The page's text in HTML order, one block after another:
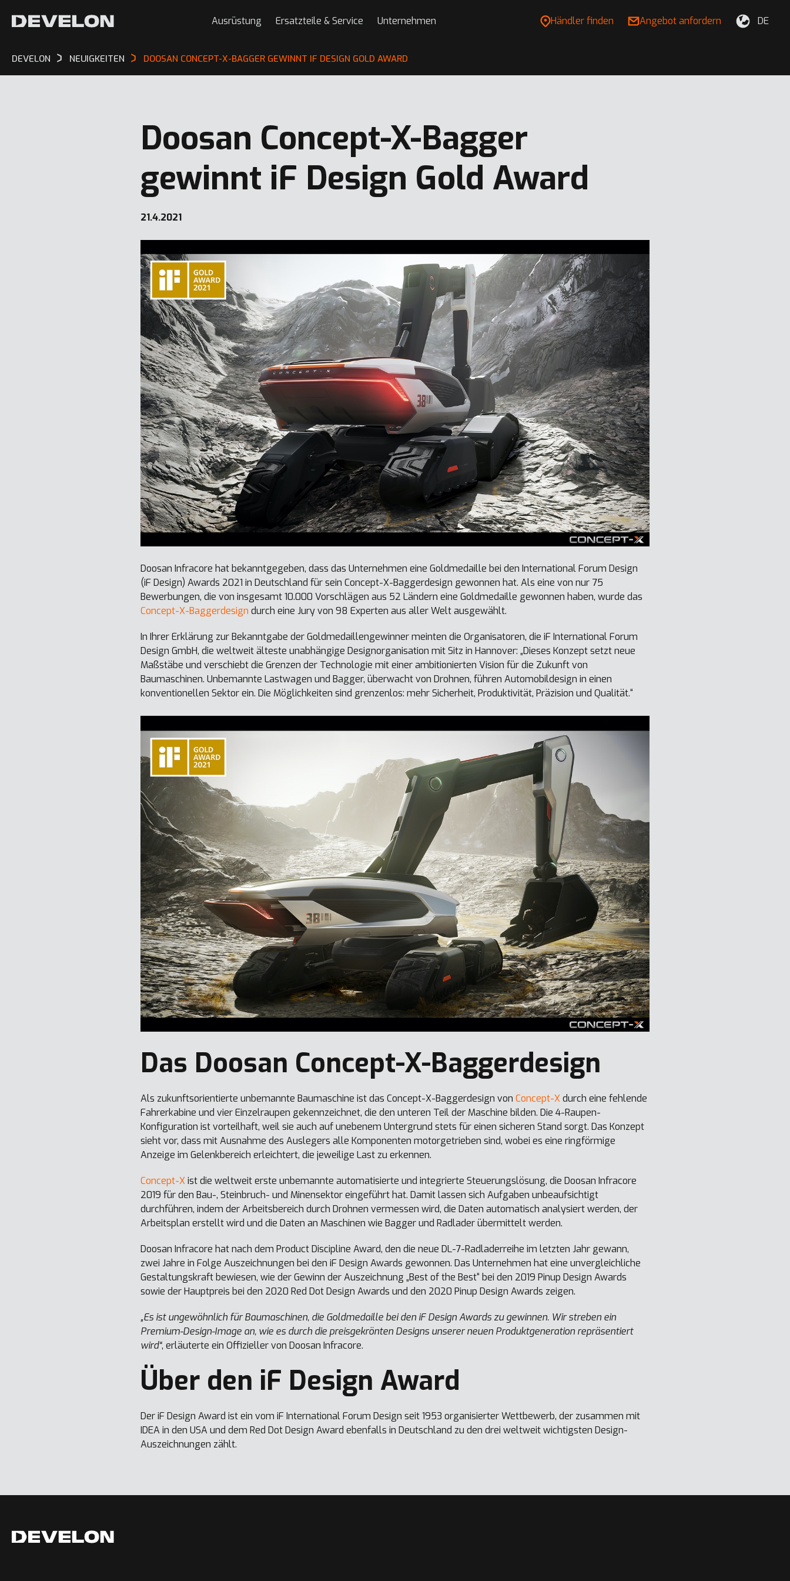
Ausrüstung Ersatzteile & Service Unternehmen Händler finden Angebot anfordern DE
DEVELON NEUIGKEITEN DOOSAN CONCEPT-X-BAGGER GEWINNT IF DESIGN GOLD AWARD
Doosan Concept-X-Bagger
gewinnt iF Design Gold Award
21.4.2021
Doosan Infracore hat bekanntgegeben, dass das Unternehmen eine Goldmedaille bei den International Forum Design
(iF Design) Awards 2021 in Deutschland für sein Concept-X-Baggerdesign gewonnen hat. Als eine von nur 75
Bewerbungen, die von insgesamt 10.000 Vorschlägen aus 52 Ländern eine Goldmedaille gewonnen haben, wurde das
Concept-X-Baggerdesign durch eine Jury von 98 Experten aus aller Welt ausgewählt.
In Ihrer Erklärung zur Bekanntgabe der Goldmedaillengewinner meinten die Organisatoren, die iF International Forum
Design GmbH, die weltweit älteste unabhängige Designorganisation mit Sitz in Hannover: „Dieses Konzept setzt neue
Maßstäbe und verschiebt die Grenzen der Technologie mit einer ambitionierten Vision für die Zukunft von
Baumaschinen. Unbemannte Lastwagen und Bagger, überwacht von Drohnen, führen Automobildesign in einen
konventionellen Sektor ein. Die Möglichkeiten sind grenzenlos: mehr Sicherheit, Produktivität, Präzision und Qualität.“
Das Doosan Concept-X-Baggerdesign
Als zukunftsorientierte unbemannte Baumaschine ist das Concept-X-Baggerdesign von Concept-Xdurch eine fehlende
Fahrerkabine und vier Einzelraupen gekennzeichnet, die den unteren Teil der Maschine bilden. Die 4-Raupen-
Konfiguration ist vorteilhaft, weil sie auch auf unebenem Untergrund stets für einen sicheren Stand sorgt. Das Konzept
sieht vor, dass mit Ausnahme des Auslegers alle Komponenten motorgetrieben sind, wobei es eine ringförmige
Anzeige im Gelenkbereich erleichtert, die jeweilige Last zu erkennen.
Concept-Xist die weltweit erste unbemannte automatisierte und integrierte Steuerungslösung, die Doosan Infracore
2019 für den Bau-, Steinbruch- und Minensektor eingeführt hat. Damit lassen sich Aufgaben unbeaufsichtigt
durchführen, indem der Arbeitsbereich durch Drohnen vermessen wird, die Daten automatisch analysiert werden, der
Arbeitsplan erstellt wird und die Daten an Maschinen wie Bagger und Radlader übermittelt werden.
Doosan Infracore hat nach dem Product Discipline Award, den die neue DL-7-Radladerreihe im letzten Jahr gewann,
zwei Jahre in Folge Auszeichnungen bei den iF Design Awards gewonnen. Das Unternehmen hat eine unvergleichliche
Gestaltungskraft bewiesen, wie der Gewinn der Auszeichnung „Best of the Best“ bei den 2019 Pinup Design Awards
sowie der Hauptpreis bei den 2020 Red Dot Design Awards und den 2020 Pinup Design Awards zeigen.
„Es ist ungewöhnlich für Baumaschinen, die Goldmedaille bei den iF Design Awards zu gewinnen. Wir streben ein
Premium-Design-Image an, wie es durch die preisgekrönten Designs unserer neuen Produktgeneration repräsentiert
wird“, erläuterte ein Offizieller von Doosan Infracore.
Über den iF Design Award
Der iF Design Award ist ein vom iF International Forum Design seit 1953 organisierter Wettbewerb, der zusammen mit
IDEA in den USA und dem Red Dot Design Award ebenfalls in Deutschland zu den drei weltweit wichtigsten Design-
Auszeichnungen zählt.